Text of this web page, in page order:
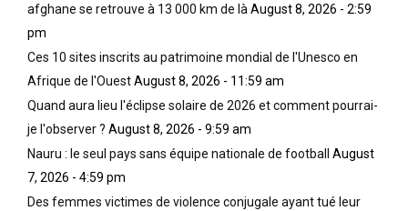
afghane se retrouve à 13 000 km de làAugust 8, 2026 - 2:59
pm
Ces 10 sites inscrits au patrimoine mondial de l'Unesco en
Afrique de l'OuestAugust 8, 2026 - 11:59 am
Quand aura lieu l'éclipse solaire de 2026 et comment pourrai-
je l'observer ? August 8, 2026 - 9:59 am
Nauru : le seul pays sans équipe nationale de football August
7, 2026 - 4:59 pm
Des femmes victimes de violence conjugale ayant tué leur